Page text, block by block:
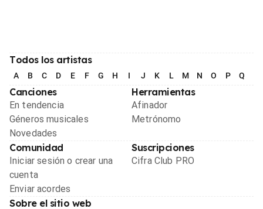
Todos los artistas
A B C D E F G H I J K L M N O P Q
Canciones
En tendencia
Géneros musicales
Novedades
Herramientas
Afinador
Metrónomo
Comunidad
Iniciar sesión o crear una
cuenta
Enviar acordes
Suscripciones
Cifra Club PRO
Sobre el sitio web